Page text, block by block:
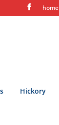
Hickory